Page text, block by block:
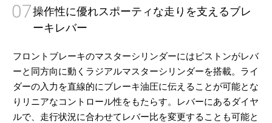
07操作性に優れスポーティな走りを支えるブレ
ーキレバー
フロントブレーキのマスターシリンダーにはピストンがレバ
ーと同方向に動くラジアルマスターシリンダーを搭載。ライ
ダーの入力を直線的にブレーキ油圧に伝えることが可能とな
りリニアなコントロール性をもたらす。レバーにあるダイヤ
ルで、走行状況に合わせてレバー比を変更することも可能と